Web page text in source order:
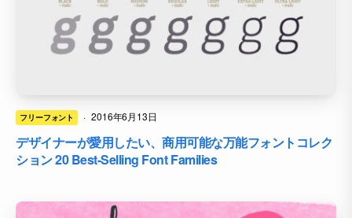
フリーフォント · 2016年6月13日
デザイナーが愛用したい、商用可能な万能フォントコレク
ション 20 Best-Selling Font Families